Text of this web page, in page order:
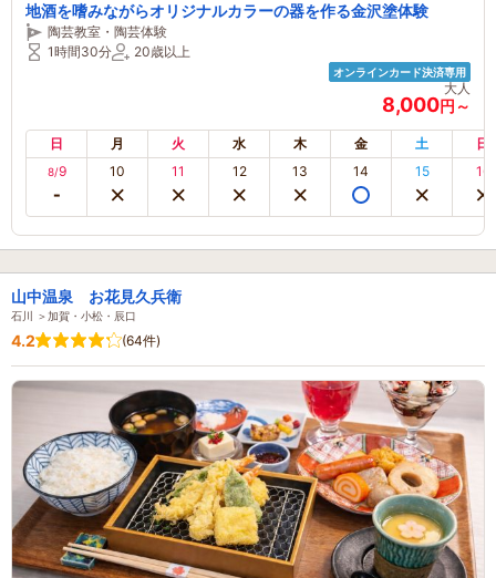
地酒を嗜みながらオリジナルカラーの器を作る金沢塗体験
陶芸教室・陶芸体験
1時間30分
20歳以上
オンラインカード決済専用
大人
8,000円～
日 月 火 水 木 金 土 日
8/9 10 11 12 13 14 15 16
山中温泉 お花見久兵衛
石川 ＞加賀・小松・辰口
4.2 (64件)